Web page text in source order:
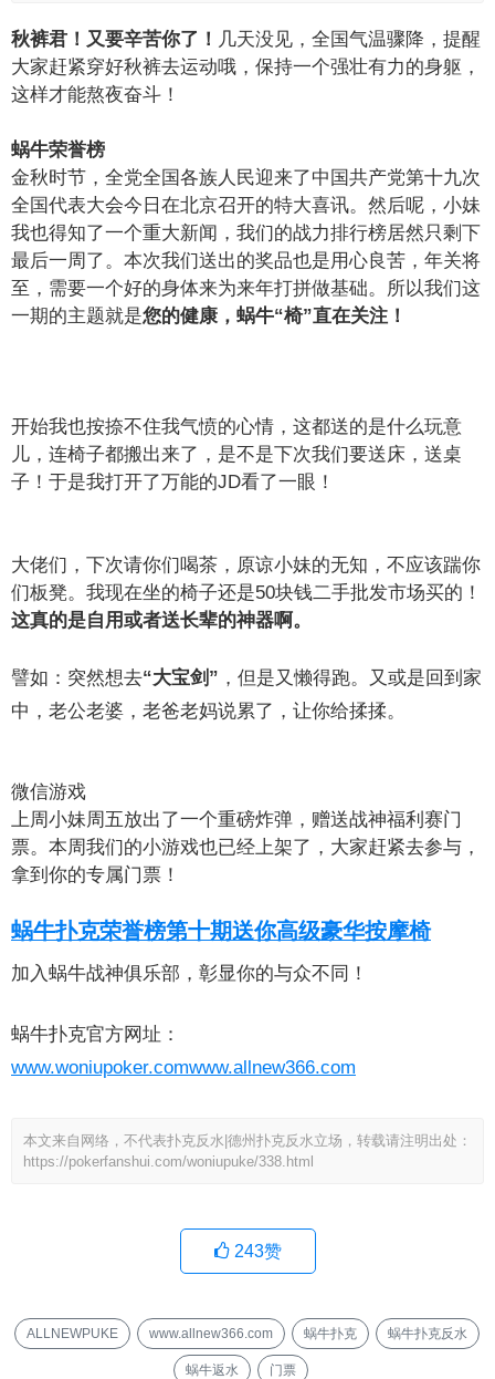
秋裤君！又要辛苦你了！ 几天没见，全国气温骤降，提醒
大家赶紧穿好秋裤去运动哦，保持一个强壮有力的身躯，
这样才能熬夜奋斗！
蜗牛荣誉榜
金秋时节，全党全国各族人民迎来了中国共产党第十九次
全国代表大会今日在北京召开的特大喜讯。然后呢，小妹
我也得知了一个重大新闻，我们的战力排行榜居然只剩下
最后一周了。本次我们送出的奖品也是用心良苦，年关将
至，需要一个好的身体来为来年打拼做基础。所以我们这
一期的主题就是您的健康，蜗牛“椅”直在关注！
开始我也按捺不住我气愤的心情，这都送的是什么玩意
儿，连椅子都搬出来了，是不是下次我们要送床，送桌
子！于是我打开了万能的JD看了一眼！
大佬们，下次请你们喝茶，原谅小妹的无知，不应该踹你
们板凳。我现在坐的椅子还是50块钱二手批发市场买的！
这真的是自用或者送长辈的神器啊。
譬如：突然想去“大宝剑” ，但是又懒得跑。又或是回到家
中，老公老婆，老爸老妈说累了，让你给揉揉。
微信游戏
上周小妹周五放出了一个重磅炸弹，赠送战神福利赛门
票。本周我们的小游戏也已经上架了，大家赶紧去参与，
拿到你的专属门票！
蜗牛扑克荣誉榜第十期送你高级豪华按摩椅
加入蜗牛战神俱乐部，彰显你的与众不同！
蜗牛扑克官方网址：
www.woniupoker.comwww.allnew366.com
本文来自网络，不代表扑克反水|德州扑克反水立场，转载请注明出处：
https://pokerfanshui.com/woniupuke/338.html
243赞
ALLNEWPUKE www.allnew366.com 蜗牛扑克 蜗牛扑克反水
蜗牛返水 门票